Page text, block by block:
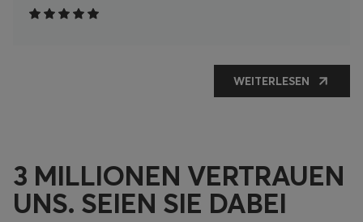
WEITERLESEN
3 MILLIONEN VERTRAUEN
UNS. SEIEN SIE DABEI